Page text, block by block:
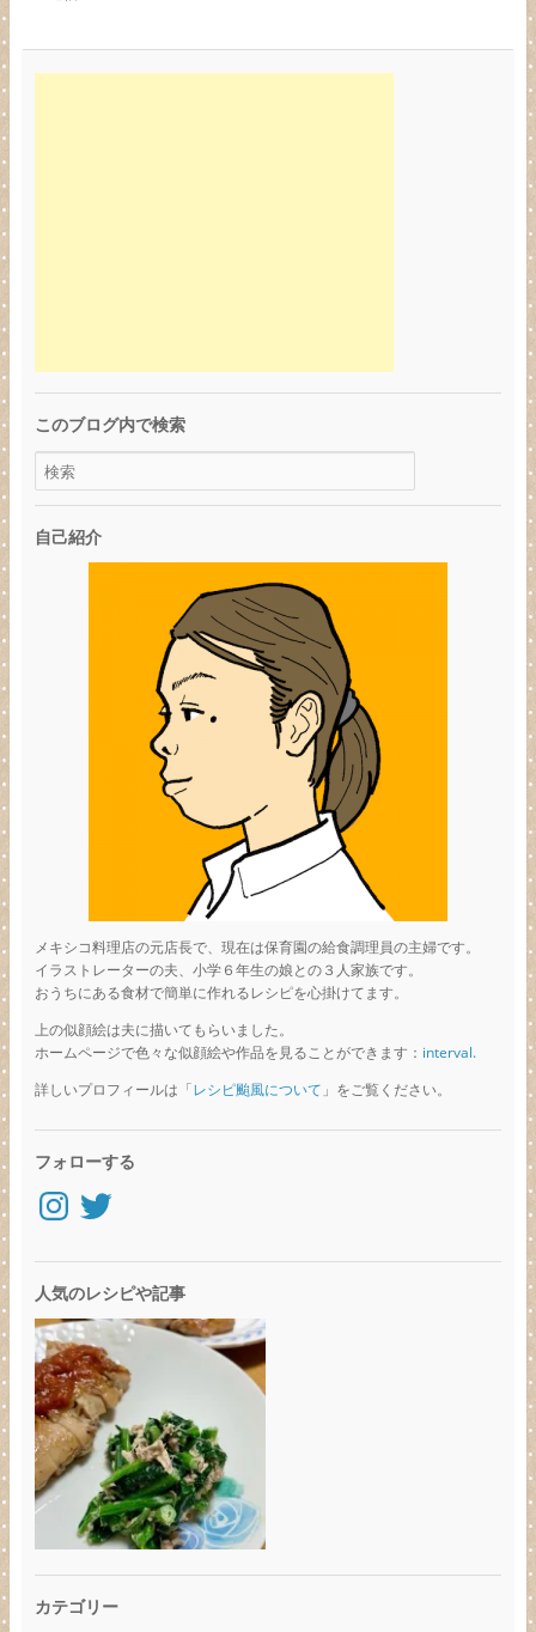
このブログ内で検索
自己紹介
メキシコ料理店の元店長で、現在は保育園の給食調理員の主婦です。
イラストレーターの夫、小学６年生の娘との３人家族です。
おうちにある食材で簡単に作れるレシピを心掛けてます。
上の似顔絵は夫に描いてもらいました。
ホームページで色々な似顔絵や作品を見ることができます： interval.
詳しいプロフィールは「レシピ颱風について 」をご覧ください。
フォローする
Instagram
Twitter
人気のレシピや記事
カテゴリー